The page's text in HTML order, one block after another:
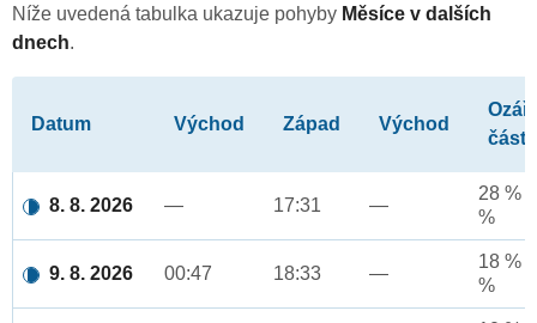
Níže uvedená tabulka ukazuje pohyby Měsíce v dalších
dnech.
Datum Východ Západ Východ
část
8. 8. 2026 — 17:31 —
28 %
%
9. 8. 2026 00:47 18:33 —
18 %
%